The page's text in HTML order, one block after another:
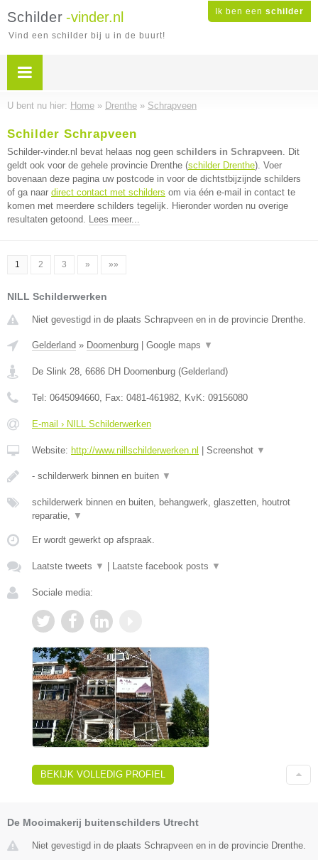
Ik ben een schilder
Schilder -vinder.nl
Vind een schilder bij u in de buurt!
U bent nu hier: Home » Drenthe » Schrapveen
Schilder Schrapveen
Schilder-vinder.nl bevat helaas nog geen schilders in Schrapveen. Dit
geldt ook voor de gehele provincie Drenthe (schilder Drenthe). Voer
bovenaan deze pagina uw postcode in voor de dichtstbijzijnde schilders
of ga naar direct contact met schilders om via één e-mail in contact te
komen met meerdere schilders tegelijk. Hieronder worden nu overige
resultaten getoond. Lees meer...
1 2 3 » »»
NILL Schilderwerken
Niet gevestigd in de plaats Schrapveen en in de provincie Drenthe.
Gelderland » Doornenburg Google maps ▼
De Slink 28, 6686 DH Doornenburg (Gelderland)
Tel: 0645094660, Fax: 0481-461982, KvK: 09156080
E-mail › NILL Schilderwerken
Website: http://www.nillschilderwerken.nl Screenshot ▼
- schilderwerk binnen en buiten ▼
schilderwerk binnen en buiten, behangwerk, glaszetten, houtrot
reparatie, ▼
Er wordt gewerkt op afspraak.
Laatste tweets ▼ Laatste facebook posts ▼
Sociale media:
BEKIJK VOLLEDIG PROFIEL
De Mooimakerij buitenschilders Utrecht
Niet gevestigd in de plaats Schrapveen en in de provincie Drenthe.